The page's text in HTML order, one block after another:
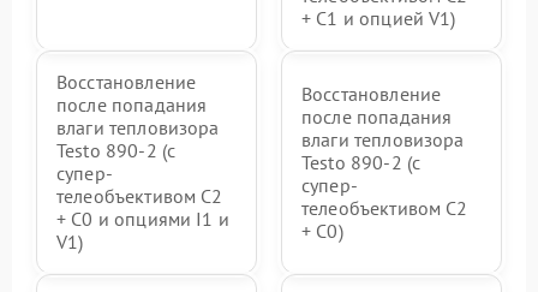
+ C1 и опцией V1)
Восстановление
после попадания
влаги тепловизора
Testo 890-2 (c
супер-
телеобъективом C2
+ C0 и опциями I1 и
V1)
Восстановление
после попадания
влаги тепловизора
Testo 890-2 (c
супер-
телеобъективом C2
+ C0)